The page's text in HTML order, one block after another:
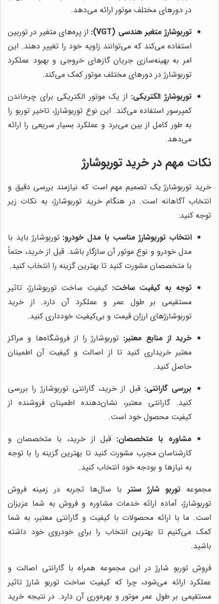
در دورهای مختلف موتور ارائه می‌دهد.
توربوشارژ متغیر هندسی (VGT):
از پره‌های متغیر در توربین
استفاده می‌کند که می‌توانند زاویه خود را تغییر دهند. این
امر به بهینه‌سازی جریان گازهای خروجی و بهبود عملکرد
توربوشارژ در دورهای مختلف موتور کمک می‌کند.
توربوشارژ الکتریکی: از یک موتور الکتریکی برای چرخاندن
کمپرسور استفاده می‌کند. این نوع توربوشارژ، تاخیر توربو را
به طور کامل از بین می‌برد و عملکرد بسیار سریعی را ارائه
می‌دهد.
نکات مهم در خرید توربوشارژ
خرید توربوشارژ یک تصمیم مهم است که نیازمند بررسی دقیق و
انتخاب آگاهانه است. در هنگام خرید توربوشارژ، به نکات زیر
توجه کنید:
انتخاب توربوشارژ مناسب با مدل خودرو: توربوشارژ باید با
مدل خودرو و نوع موتور آن سازگار باشد. قبل از خرید، حتماً
با متخصصان مشورت کنید تا بهترین گزینه را انتخاب کنید.
توجه به کیفیت ساخت: کیفیت ساخت توربوشارژ، تاثیر
مستقیمی بر طول عمر و عملکرد آن دارد. از خرید
توربوشارژهای ارزان قیمت و بی‌کیفیت خودداری کنید.
خرید از منابع معتبر: توربوشارژ را از فروشگاه‌ها و مراکز
معتبر خریداری کنید تا از اصالت و کیفیت آن اطمینان
حاصل کنید.
بررسی گارانتی: قبل از خرید، گارانتی توربوشارژ را بررسی
کنید. گارانتی معتبر، نشان‌دهنده اطمینان فروشنده از
کیفیت محصول خود است.
مشاوره با متخصصان: قبل از خرید، با متخصصان و
کارشناسان مجرب مشورت کنید تا بهترین گزینه را با توجه
به نیازها و بودجه خود انتخاب کنید.
مجموعه توربو شارژ سنتر با سال‌ها تجربه در زمینه فروش
توربوشارژ، آماده ارائه خدمات مشاوره و فروش به شما عزیزان
است. ما با ارائه محصولات با کیفیت و گارانتی معتبر، به شما
کمک می‌کنیم تا بهترین انتخاب را برای خودروی خود داشته
باشید.
فروش توربو شارژ در این مجموعه همراه با گارانتی اصالت و
عملکرد ارائه می‌شود، چرا که کیفیت ساخت توربو شارژ تاثیر
مستقیمی بر طول عمر موتور و بهره‌وری آن دارد. در نتیجه خرید